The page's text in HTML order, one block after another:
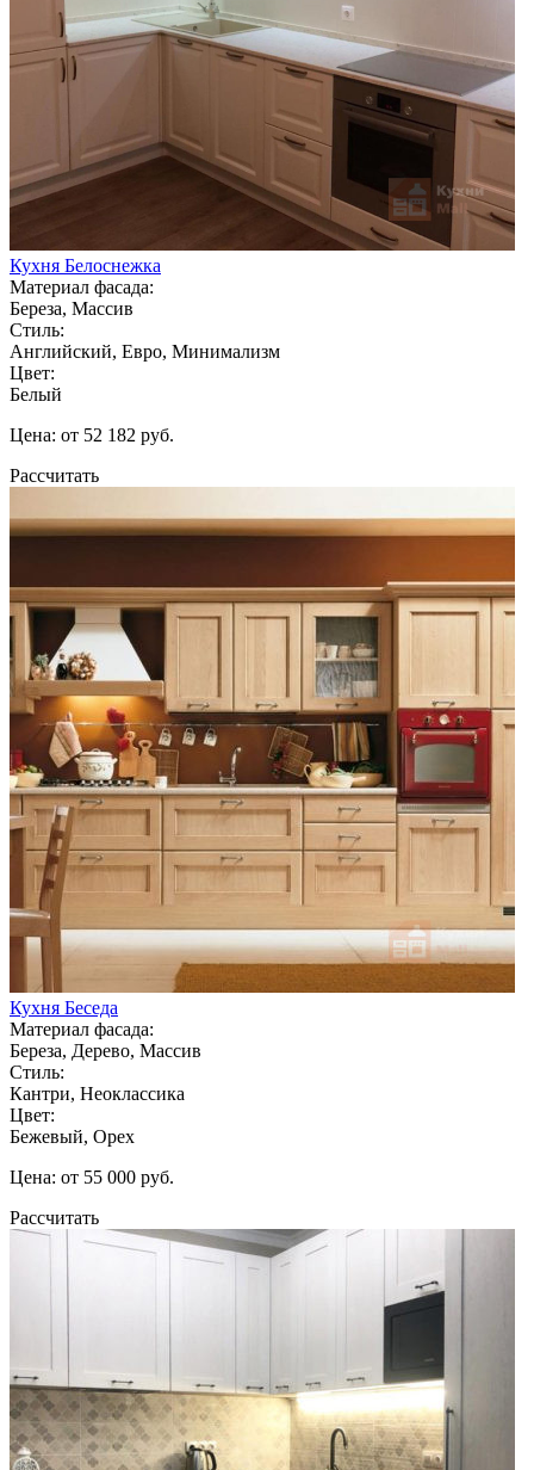
Кухня Белоснежка
Материал фасада:
Береза, Массив
Стиль:
Английский, Евро, Минимализм
Цвет:
Белый
Цена: от 52 182 руб.
Рассчитать
Кухня Беседа
Материал фасада:
Береза, Дерево, Массив
Стиль:
Кантри, Неоклассика
Цвет:
Бежевый, Орех
Цена: от 55 000 руб.
Рассчитать